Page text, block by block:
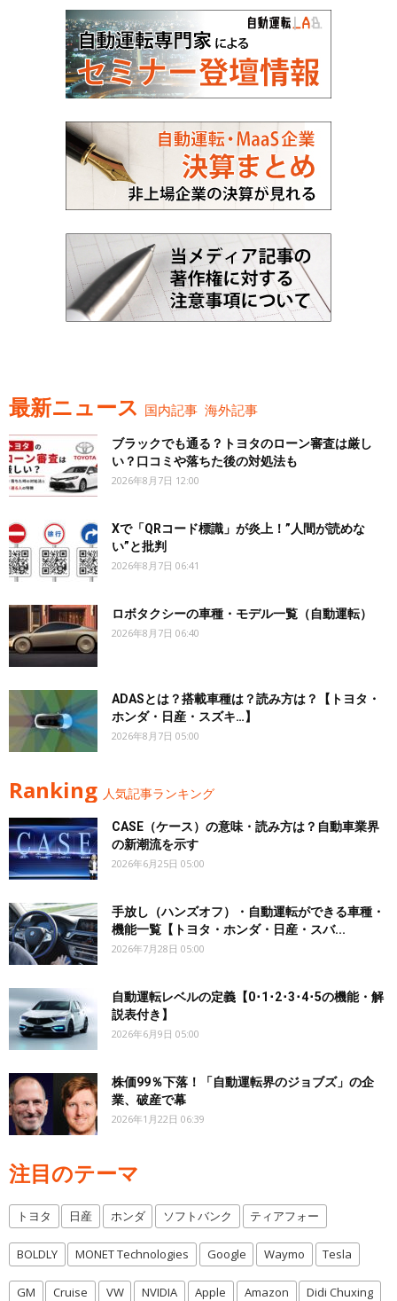
最新ニュース 国内記事 海外記事
ブラックでも通る？トヨタのローン審査は厳し
い？口コミや落ちた後の対処法も
2026年8月7日 12:00
Xで「QRコード標識」が炎上！”人間が読めな
い”と批判
2026年8月7日 06:41
ロボタクシーの車種・モデル一覧（自動運転）
2026年8月7日 06:40
ADASとは？搭載車種は？読み方は？【トヨタ・
ホンダ・日産・スズキ…】
2026年8月7日 05:00
Ranking 人気記事ランキング
CASE（ケース）の意味・読み方は？自動車業界
の新潮流を示す
2026年6月25日 05:00
手放し（ハンズオフ）・自動運転ができる車種・
機能一覧【トヨタ・ホンダ・日産・スバ...
2026年7月28日 05:00
自動運転レベルの定義【0･1･2･3･4･5の機能・解
説表付き】
2026年6月9日 05:00
株価99％下落！「自動運転界のジョブズ」の企
業、破産で幕
2026年1月22日 06:39
注目のテーマ
トヨタ 日産 ホンダ ソフトバンク ティアフォー
BOLDLY MONET Technologies Google Waymo Tesla
GM Cruise VW NVIDIA Apple Amazon Didi Chuxing